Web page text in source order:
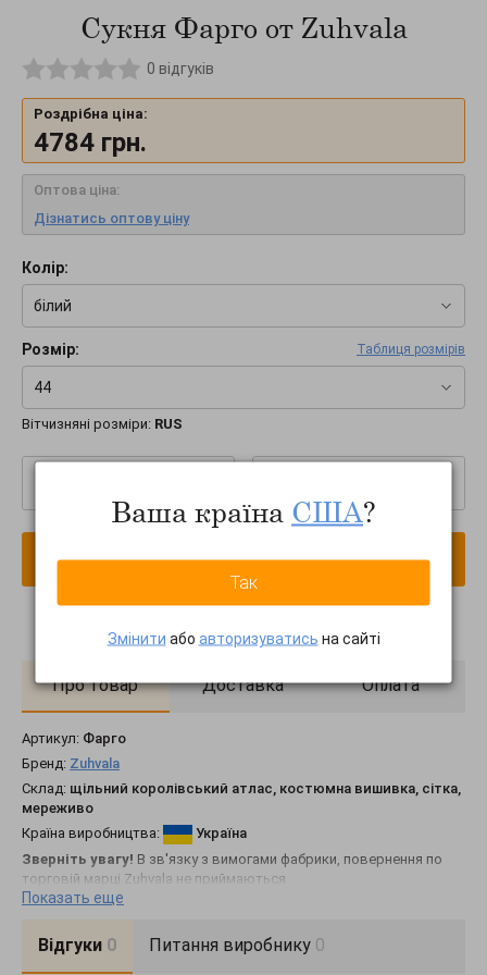
Сукня Фарго от Zuhvala
0 відгуків
Роздрібна ціна:
4784 грн.
Оптова ціна:
Дізнатись оптову ціну
Колір:
білий
Розмір: Таблиця розмірів
44
Вітчизняні розміри: RUS
В кошик
Про товар Доставка Оплата
Артикул: Фарго
Бренд: Zuhvala
Склад: щільний королівський атлас, костюмна вишивка, сітка,
мереживо
Країна виробництва:
Україна
Зверніть увагу! В зв'язку з вимогами фабрики, повернення по
торговій марці Zuhvala не приймаються
• Довжина сукні з бретелями – 115 см
Показать еще
Відгуки 0 Питання виробнику 0
Ваша країна США?
Так
Змінити або авторизуватись на сайті